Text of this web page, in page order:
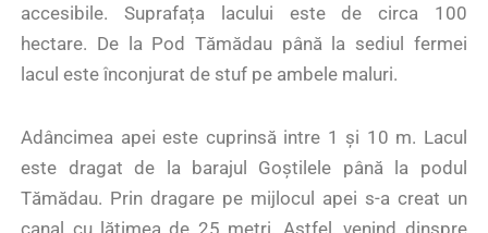
accesibile. Suprafața lacului este de circa 100
hectare. De la Pod Tămădau până la sediul fermei
lacul este înconjurat de stuf pe ambele maluri.
Adâncimea apei este cuprinsă intre 1 și 10 m. Lacul
este dragat de la barajul Goștilele până la podul
Tămădau. Prin dragare pe mijlocul apei s-a creat un